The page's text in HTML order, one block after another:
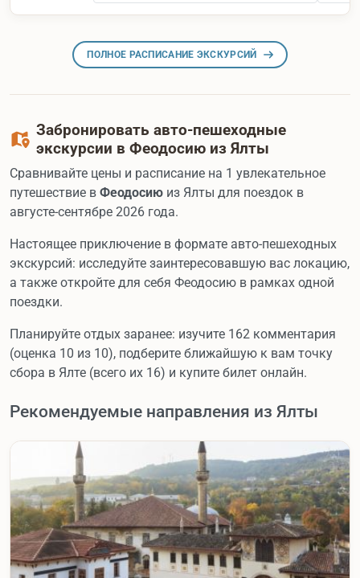
ПОЛНОЕ РАСПИСАНИЕ ЭКСКУРСИЙ
Забронировать авто-пешеходные
экскурсии в Феодосию из Ялты
Сравнивайте цены и расписание на 1 увлекательное
путешествие в Феодосию из Ялты для поездок в
августе-сентябре 2026 года.
Настоящее приключение в формате авто-пешеходных
экскурсий: исследуйте заинтересовавшую вас локацию,
а также откройте для себя Феодосию в рамках одной
поездки.
Планируйте отдых заранее: изучите 162 комментария
(оценка 10 из 10), подберите ближайшую к вам точку
сбора в Ялте (всего их 16) и купите билет онлайн.
Рекомендуемые направления из Ялты